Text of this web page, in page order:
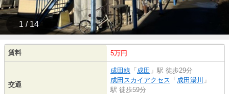
1 / 14
賃料 5万円
交通
成田線 「成田 」駅 徒歩29分
成田スカイアクセス 「成田湯川 」
駅 徒歩59分